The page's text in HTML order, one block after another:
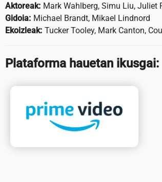
Aktoreak: Mark Wahlberg, Simu Liu, Juliet
Gidoia: Michael Brandt, Mikael Lindnord
Ekoizleak: Tucker Tooley, Mark Canton,
Plataforma hauetan ikusgai: